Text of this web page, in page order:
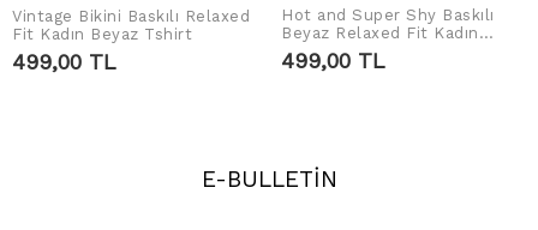
ADD TO CART
Vintage Bikini Baskılı Relaxed
Fit Kadın Beyaz Tshirt
499,00 TL
ADD TO CART
Hot and Super Shy Baskılı
Beyaz Relaxed Fit Kadın
Tshirt
499,00 TL
E-BULLETİN